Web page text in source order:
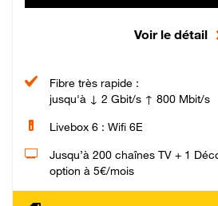
Voir le détail
Fibre très rapide :
jusqu'à ↓ 2 Gbit/s ↑ 800 Mbit/s
Livebox 6 : Wifi 6E
Jusqu’à 200 chaînes TV + 1
option à 5€/mois